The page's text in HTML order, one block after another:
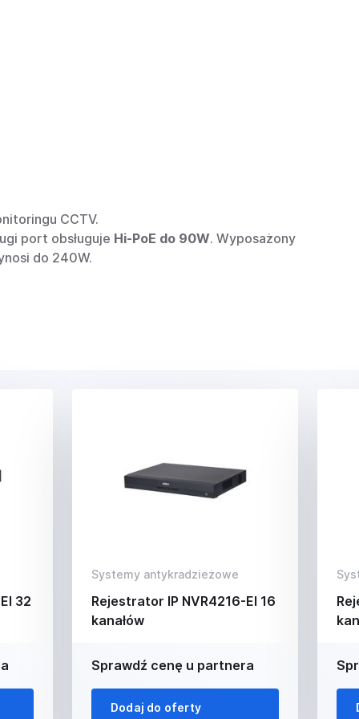
CCTV.
port obsługuje Hi-PoE do 90W. Wyposażony
do 240W.
32
Systemy antykradzieżowe
Rejestrator IP NVR4216-EI 16
kanałów
Sprawdź cenę u partnera
Dodaj do oferty